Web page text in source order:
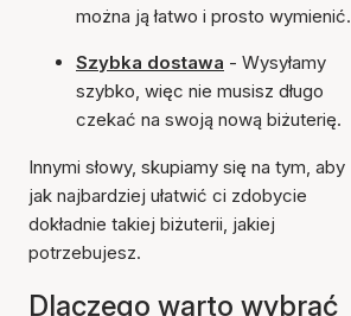
można ją łatwo i prosto wymienić.
Szybka dostawa - Wysyłamy
szybko, więc nie musisz długo
czekać na swoją nową biżuterię.
Innymi słowy, skupiamy się na tym, aby
jak najbardziej ułatwić ci zdobycie
dokładnie takiej biżuterii, jakiej
potrzebujesz.
Dlaczego warto wybrać